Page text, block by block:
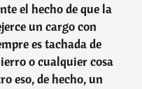
el hecho de que la
un cargo con
es tachada de
o cualquier cosa
eso, de hecho, un